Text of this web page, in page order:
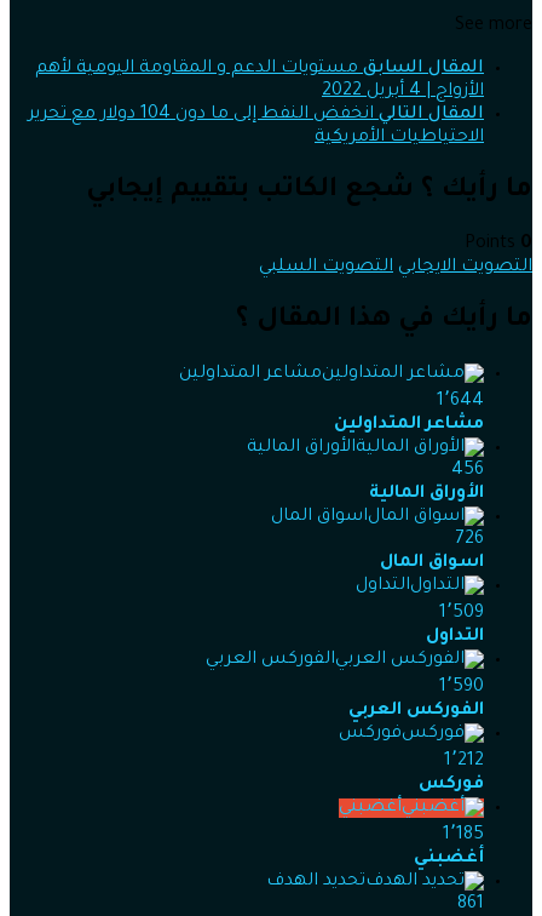
See more
المقال السابق مستويات الدعم و المقاومة اليومية لأهم
الأزواج | 4 أبريل 2022
المقال التالي
انخفض النفط إلى ما دون 104 دولار مع تحرير
الاحتياطيات الأمريكية
ما رأيك ؟ شجع الكاتب بتقييم إيجابي
0
التصويت الايجابي التصويت السلبي
ما رأيك في هذا المقال ؟
مشاعر المتداولين
1٬644
مشاعر المتداولين
الأوراق المالية
456
الأوراق المالية
اسواق المال
726
اسواق المال
التداول
1٬509
التداول
الفوركس العربي
1٬590
الفوركس العربي
فوركس
1٬212
فوركس
أغضبني
1٬185
أغضبني
تحديد الهدف
861